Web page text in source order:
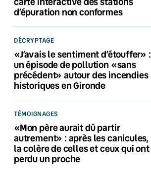
d’épuration non conformes
DÉCRYPTAGE
«J’avais le sentiment d’étouffer» :
un épisode de pollution «sans
précédent» autour des incendies
historiques en Gironde
TÉMOIGNAGES
«Mon père aurait dû partir
autrement» : après les canicules,
la colère de celles et ceux qui ont
perdu un proche